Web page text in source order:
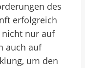
des
erfolgreich
nur auf
auch auf
um den